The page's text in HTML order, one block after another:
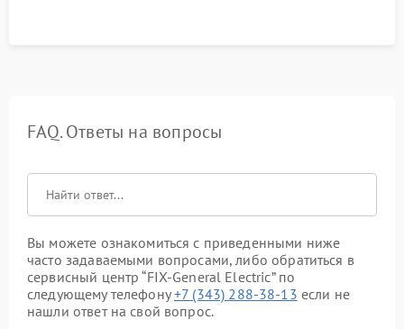
FAQ. Ответы на вопросы
Вы можете ознакомиться с приведенными ниже
часто задаваемыми вопросами, либо обратиться в
сервисный центр “FIX-General Electric” по
следующему телефону+7 (343) 288-38-13 если не
нашли ответ на свой вопрос.